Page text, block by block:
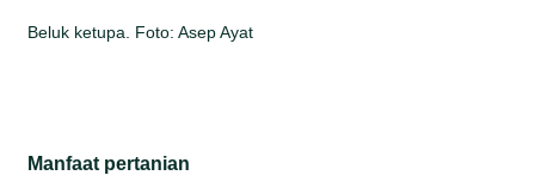
Beluk ketupa. Foto: Asep Ayat
Manfaat pertanian